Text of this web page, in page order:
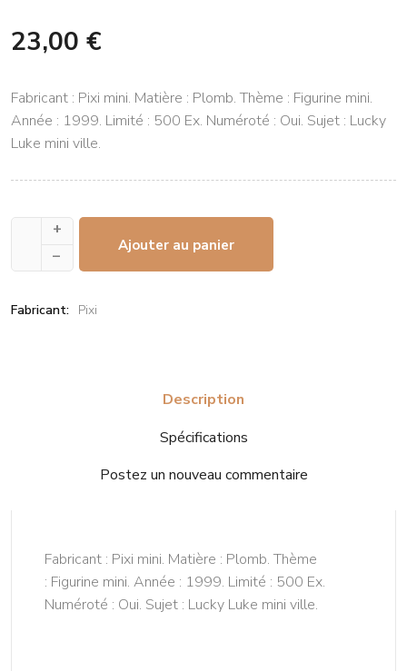
23,00 €
Fabricant : Pixi mini. Matière : Plomb. Thème : Figurine mini.
Année : 1999. Limité : 500 Ex. Numéroté : Oui. Sujet : Lucky
Luke mini ville.
+
–
Ajouter au panier
Fabricant: Pixi
Description
Spécifications
Postez un nouveau commentaire
Fabricant : Pixi mini. Matière : Plomb. Thème
: Figurine mini. Année : 1999. Limité : 500 Ex.
Numéroté : Oui. Sujet : Lucky Luke mini ville.